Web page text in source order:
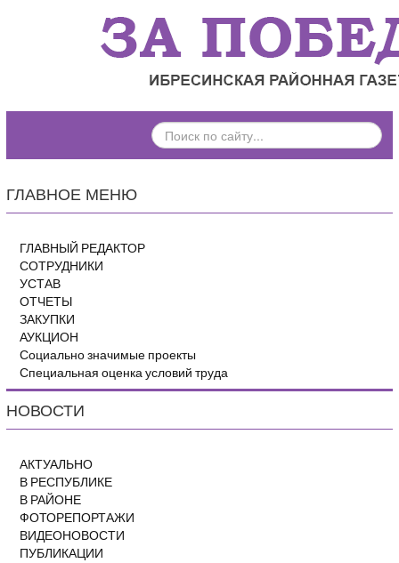
ПОИСК
ПО
ГЛАВНОЕ МЕНЮ
ГЛАВНЫЙ РЕДАКТОР
СОТРУДНИКИ
УСТАВ
ОТЧЕТЫ
ЗАКУПКИ
АУКЦИОН
Социально значимые проекты
Специальная оценка условий труда
НОВОСТИ
АКТУАЛЬНО
В РЕСПУБЛИКЕ
В РАЙОНЕ
ФОТОРЕПОРТАЖИ
ВИДЕОНОВОСТИ
ПУБЛИКАЦИИ